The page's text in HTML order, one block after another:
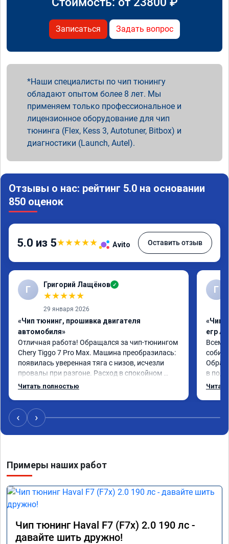
Записаться Задать вопрос
Наши специалисты по чип тюнингу
обладают опытом более 8 лет. Мы
применяем только профессиональное и
лицензионное оборудование для чип
тюнинга (Flex, Kess 3, Autotuner, Bitbox) и
диагностики (Launch, Autel).
Отзывы о нас: рейтинг 5.0 на основании
850 оценок
5.0 из 5★★★★★ Avito Оставить отзыв
Г Григорий Лащёнов ✓
★★★★★
29 января 2026
«Чип тюнинг, прошивка двигателя
автомобиля»
Отличная работа! Обращался за чип-тюнингом
Chery Tiggo 7 Pro Max. Машина преобразилась:
появилась уверенная тяга с низов, исчезли
провалы при разгоне. Расход в спокойном
режиме даже немного снизился. Все сделали
Читать полностью
Г
«Чип
егр
Всем
в
‹ ›
Примеры наших работ
Чип тюнинг Haval F7 (F7x) 2.0 190 лс -
давайте шить дружно!